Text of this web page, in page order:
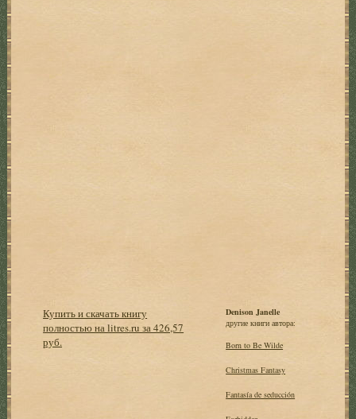
Купить и скачать книгу
полностью на litres.ru за 426,57
руб.
Denison Janelle
другие книги автора:
Born to Be Wilde
Christmas Fantasy
Fantasía de seducción